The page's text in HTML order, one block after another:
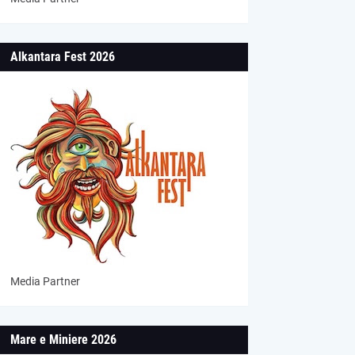
Alkantara Fest 2026
Media Partner
Mare e Miniere 2026